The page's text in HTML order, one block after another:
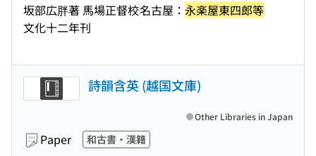
坂部広胖著 馬場正督校名古屋： 永楽屋東四郎等
文化十二年刊
詩韻含英 (越国文庫)
Paper 和古書・漢籍
Other Libraries in Japan